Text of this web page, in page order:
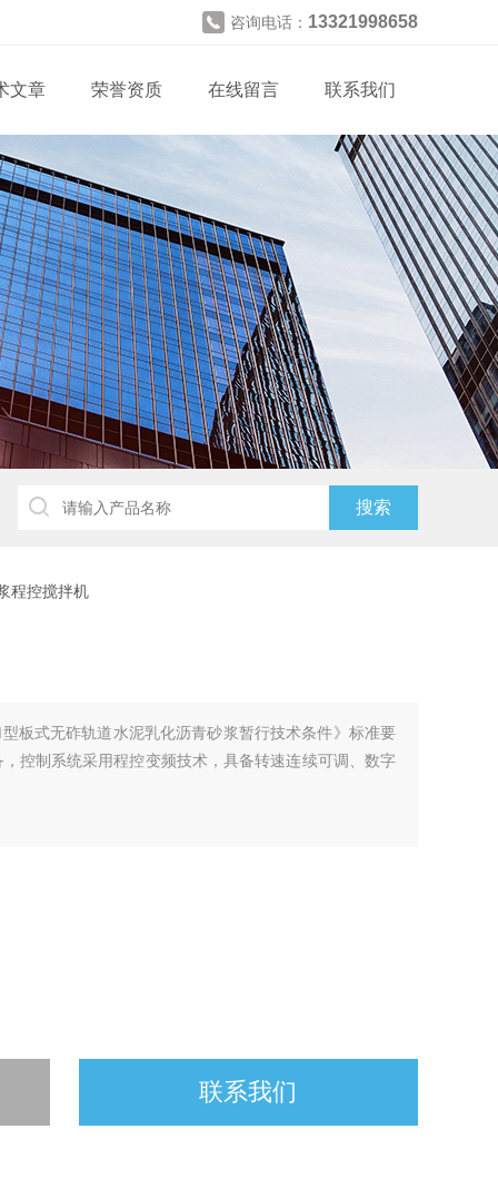
咨询电话： 13321998658
文章 荣誉资质 在线留言 联系我们
控搅拌机
板式无砟轨道水泥乳化沥青砂浆暂行技术条件》标准要
控制系统采用程控变频技术，具备转速连续可调、数字
联系我们